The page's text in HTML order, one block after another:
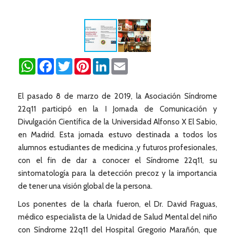
WhatsAppFacebookTwitterPinterestLinkedIn
El pasado 8 de marzo de 2019, la Asociación Síndrome
22q11 participó en la I Jornada de Comunicación y
Divulgación Científica de la Universidad Alfonso X El Sabio,
en Madrid. Esta jornada estuvo destinada a todos los
alumnos estudiantes de medicina ,y futuros profesionales,
con el fin de dar a conocer el Síndrome 22q11, su
sintomatología para la detección precoz y la importancia
de tener una visión global de la persona.
Los ponentes de la charla fueron, el Dr. David Fraguas,
médico especialista de la Unidad de Salud Mental del niño
con Síndrome 22q11 del Hospital Gregorio Marañón, que